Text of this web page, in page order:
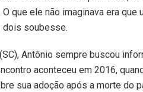
que ele não imaginava era que
dois soubesse.
Antônio sempre buscou
aconteceu em 2016,
sua adoção após a morte do